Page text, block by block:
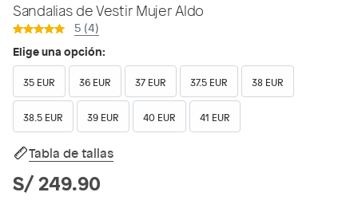
Sandalias de Vestir Mujer Aldo
5 (4)
Elige una opción:
35 EUR 36 EUR 37 EUR 37.5 EUR 38 EUR
38.5 EUR 39 EUR 40 EUR 41 EUR
Tabla de tallas
S/ 249.90